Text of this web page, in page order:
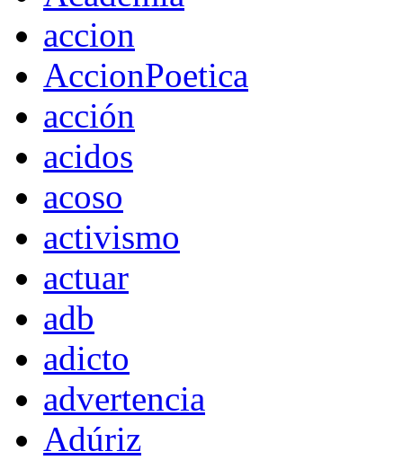
accion
AccionPoetica
acción
acidos
acoso
activismo
actuar
adb
adicto
advertencia
Adúriz